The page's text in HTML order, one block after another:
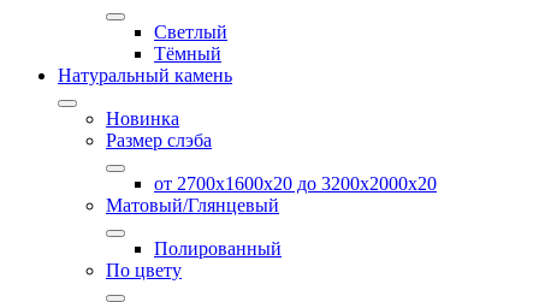
Светлый
Тёмный
Натуральный камень
Новинка
Размер слэба
от 2700х1600х20 до 3200x2000х20
Матовый/Глянцевый
Полированный
По цвету